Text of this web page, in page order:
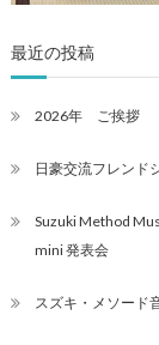
最近の投稿
2026年 ご挨拶
日豪交流フレンド
Suzuki Method
mini 発表会
スズキ・メソード